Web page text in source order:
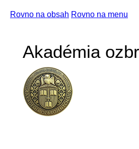
Rovno na obsah Rovno na menu
Akadémia